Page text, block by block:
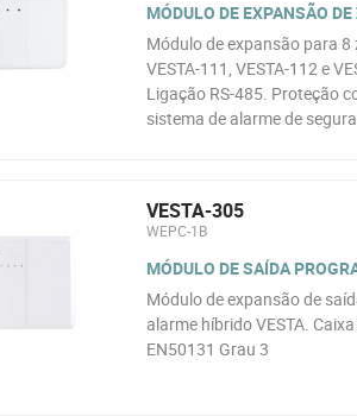
MÓDULO DE EXPANSÃO
Módulo de expansão para
VESTA-111, VESTA-112 e
Ligação RS-485. Proteção
sistema de alarme de
VESTA-305
WEPC-1B
MÓDULO DE SAÍDA
Módulo de expansão de
alarme híbrido VESTA.
EN50131 Grau 3